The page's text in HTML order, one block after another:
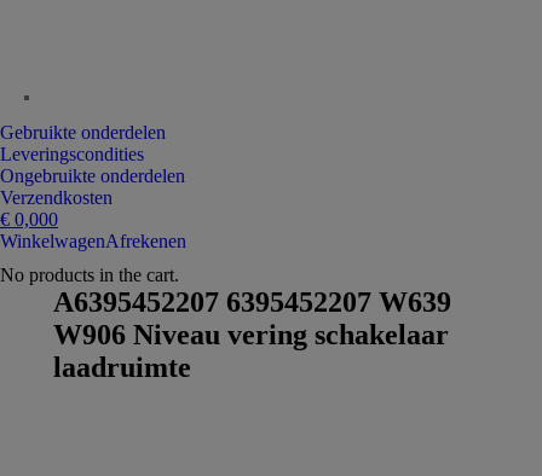
Gebruikte onderdelen
Leveringscondities
Ongebruikte onderdelen
Verzendkosten
€ 0,000
WinkelwagenAfrekenen
No products in the cart.
A6395452207 6395452207 W639
W906 Niveau vering schakelaar
laadruimte